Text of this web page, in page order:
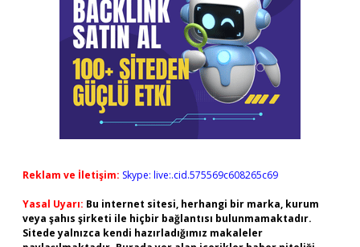
Reklam ve İletişim: Skype: live:.cid.575569c608265c69
Yasal Uyarı: Bu internet sitesi, herhangi bir marka, kurum
veya şahıs şirketi ile hiçbir bağlantısı bulunmamaktadır.
Sitede yalnızca kendi hazırladığımız makaleler